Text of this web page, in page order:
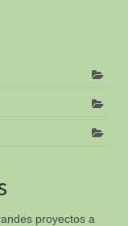
proyectos a